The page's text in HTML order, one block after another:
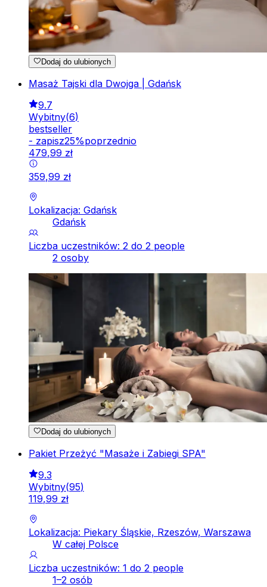
Dodaj do ulubionych
Masaż Tajski dla Dwojga | Gdańsk
9.7
Wybitny(6)
bestseller
- zapisz25%poprzednio
479,99 zł
359,99 zł
Lokalizacja: Gdańsk
Gdańsk
Liczba uczestników: 2 do 2 people
2 osoby
Dodaj do ulubionych
Pakiet Przeżyć "Masaże i Zabiegi SPA"
9.3
Wybitny(95)
119,99 zł
Lokalizacja: Piekary Śląskie, Rzeszów, Warszawa
W całej Polsce
Liczba uczestników: 1 do 2 people
1–2 osób